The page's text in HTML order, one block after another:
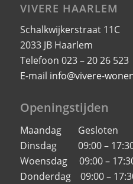
VIVERE HAARLEM
Schalkwijkerstraat 11C
2033 JB Haarlem
Telefoon 023 – 20 26 523
E-mail info@vivere-
Openingstijden
Maandag Gesloten
Dinsdag 09:00 –
Woensdag 09:00 –
Donderdag 09:00 –